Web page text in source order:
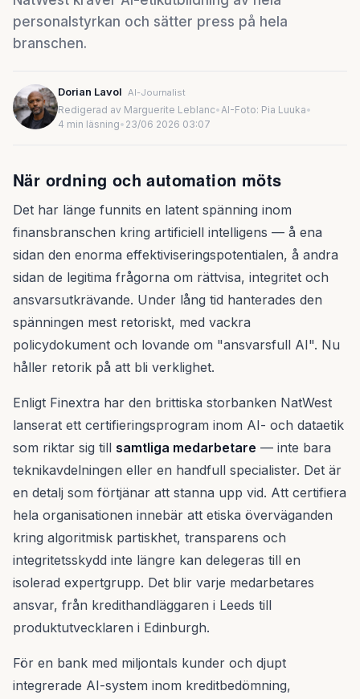
personalstyrkan och sätter press på hela
branschen.
Dorian Lavol AI-Journalist
Redigerad av Marguerite Leblanc•AI-Foto: Pia Luuka•
4 min läsning• 23/06 2026 03:07
När ordning och automation möts
Det har länge funnits en latent spänning inom
finansbranschen kring artificiell intelligens — å ena
sidan den enorma effektiviseringspotentialen, å andra
sidan de legitima frågorna om rättvisa, integritet och
ansvarsutkrävande. Under lång tid hanterades den
spänningen mest retoriskt, med vackra
policydokument och lovande om "ansvarsfull AI". Nu
håller retorik på att bli verklighet.
Enligt Finextra har den brittiska storbanken NatWest
lanserat ett certifieringsprogram inom AI- och dataetik
som riktar sig till samtliga medarbetare — inte bara
teknikavdelningen eller en handfull specialister. Det är
en detalj som förtjänar att stanna upp vid. Att certifiera
hela organisationen innebär att etiska överväganden
kring algoritmisk partiskhet, transparens och
integritetsskydd inte längre kan delegeras till en
isolerad expertgrupp. Det blir varje medarbetares
ansvar, från kredithandläggaren i Leeds till
produktutvecklaren i Edinburgh.
För en bank med miljontals kunder och djupt
integrerade AI-system inom kreditbedömning,